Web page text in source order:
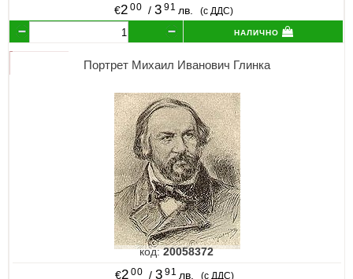
€2 00 / 3 91 лв. (с ДДС)
налично
Портрет Михаил Иванович Глинка
код:20058372
€2 00 / 3 91 лв. (с ДДС)